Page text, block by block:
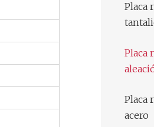
Placa
Placa
Placa
acero